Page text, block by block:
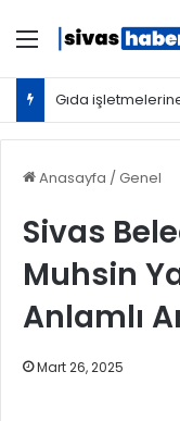
Menü
Gıda
Anasayfa / Genel
Sivas
Muhsin
Anlamlı
Mart 26, 2025